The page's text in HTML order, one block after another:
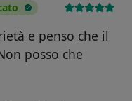
e penso che il
posso che